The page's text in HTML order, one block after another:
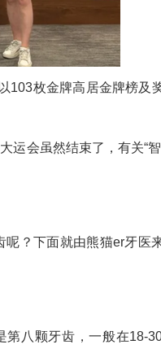
103枚金牌高居金牌榜及
运会虽然结束了，有关“
？下面就由熊猫er牙医
八颗牙齿，一般在18-